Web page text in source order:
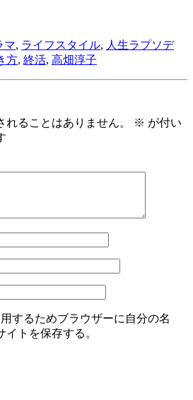
マ, ライフスタイル, 人生ラプソデ
方, 終活, 高畑淳子
れることはありません。 ※ が付い
するためブラウザーに自分の名
トを保存する。